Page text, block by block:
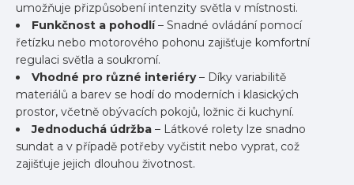
umožňuje přizpůsobení intenzity světla v místnosti.
Funkčnost a pohodlí– Snadné ovládání pomocí
řetízku nebo motorového pohonu zajišťuje komfortní
regulaci světla a soukromí.
Vhodné pro různé interiéry– Díky variabilitě
materiálů a barev se hodí do moderních i klasických
prostor, včetně obývacích pokojů, ložnic či kuchyní.
Jednoduchá údržba – Látkové rolety lze snadno
sundat a v případě potřeby vyčistit nebo vyprat, což
zajišťuje jejich dlouhou životnost.